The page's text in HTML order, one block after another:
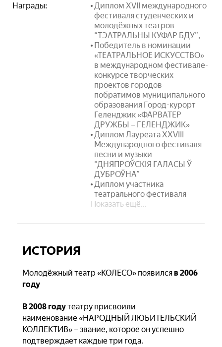
Награды:
Диплом XVII международного
фестиваля студенческих и
молодёжных театров
“ТЭАТРАЛЬНЫ КУФАР БДУ”,
Победитель в номинации
«ТЕАТРАЛЬНОЕ ИСКУССТВО»
в международном фестивале-
конкурсе творческих
проектов городов-
побратимов муниципального
образования Город-курорт
Геленджик «ФАРВАТЕР
ДРУЖБЫ – ГЕЛЕНДЖИК»
Диплом Лауреата XXVIII
Международного фестиваля
песни и музыки
“ДНЯПРОЎСКІЯ ГАЛАСЫ Ў
ДУБРОЎНА”
Диплом участника
театрального фестиваля
“УМОЎНА”
Показать ещё...
ИСТОРИЯ
Молодёжный театр «КОЛЕСО» появилсяв 2006
году
В 2008 годутеатру присвоили
наименование «НАРОДНЫЙ ЛЮБИТЕЛЬСКИЙ
КОЛЛЕКТИВ» – звание, которое он успешно
подтверждает каждые три года.